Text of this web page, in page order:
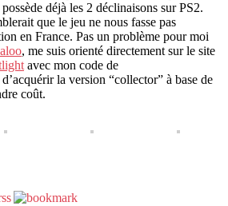
déjà les 2 déclinaisons sur PS2.
que le jeu ne nous fasse pas
en France. Pas un problème pour moi
, me suis orienté directement sur le site
avec mon code de
la version “collector” à base de
coût.